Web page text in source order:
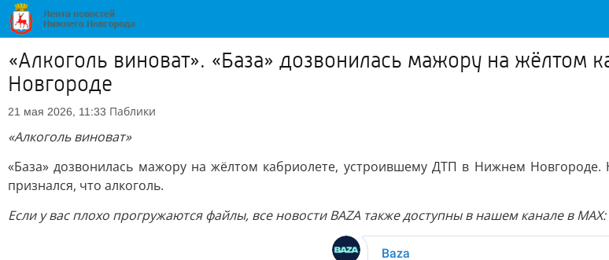
«Алкоголь виноват». «База» дозвонилась мажору на
Новгороде
21 мая 2026, 11:33 Паблики
«Алкоголь виноват»
«База» дозвонилась мажору на жёлтом кабриолете, устроившему ДТП в Нижнем
признался, что алкоголь.
Если у вас плохо прогружаются файлы, все новости BAZA также доступны в нашем канале в MAX: